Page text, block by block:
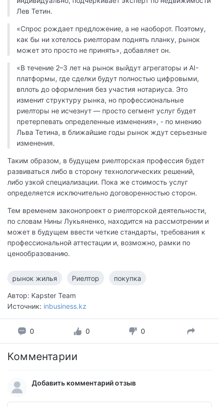
Лев Тетин.
«Спрос рождает предложение, а не наоборот. Поэтому,
как бы ни хотелось риелторам поднять планку, рынок
может это просто не принять», добавляет он.
«В течение 2–3 лет на рынок выйдут агрегаторы и AI-
платформы, где сделки будут полностью цифровыми,
вплоть до оформления без участия нотариуса. Это
изменит структуру рынка, но профессиональные
риелторы не исчезнут — просто сегмент услуг будет
претерпевать определенные изменения», - по мнению
Льва Тетина, в ближайшие годы рынок ждут серьезные
изменения.
Таким образом, в будущем риелторская профессия будет
развиваться либо в сторону технологических решений,
либо узкой специализации. Пока же стоимость услуг
определяется исключительно договоренностью сторон.
Тем временем законопроект о риелторской деятельности,
по словам Нины Лукьяненко, находится на рассмотрении и
может в будущем ввести четкие стандарты, требования к
профессиональной аттестации и, возможно, рамки по
ценообразованию.
рынок жилья Риелтор покупка
Автор: Kapster Team
Источник: inbusiness.kz
0 0 0
Комментарии
Добавить комментарий отзыв